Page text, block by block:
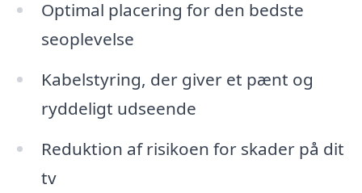
Optimal placering for den bedste
seoplevelse
Kabelstyring, der giver et pænt og
ryddeligt udseende
Reduktion af risikoen for skader på dit
tv